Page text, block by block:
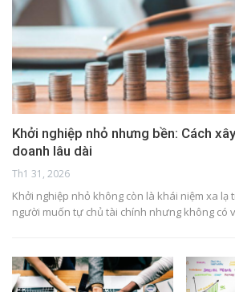
Khởi nghiệp nhỏ nhưng bền: Cách
doanh lâu dài
Th1 31, 2026
Khởi nghiệp nhỏ không còn là khái niệm xa lạ
người muốn tự chủ tài chính nhưng không có